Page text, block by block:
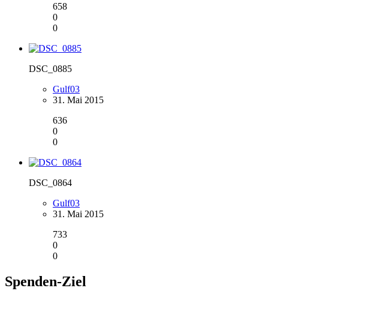
658
0
0
DSC_0885
Gulf03
31. Mai 2015
636
0
0
DSC_0864
Gulf03
31. Mai 2015
733
0
0
Spenden-Ziel